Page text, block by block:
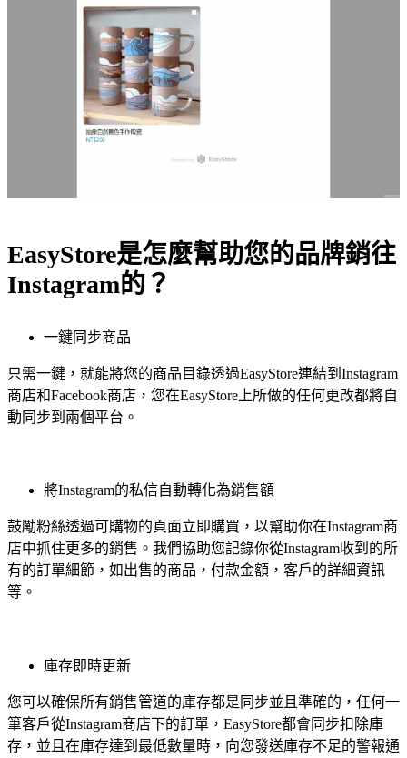
EasyStore是怎麼幫助您的品牌銷往
Instagram的？
一鍵同步商品
只需一鍵，就能將您的商品目錄透過EasyStore連結到Instagram
商店和Facebook商店，您在EasyStore上所做的任何更改都將自
動同步到兩個平台。
將Instagram的私信自動轉化為銷售額
鼓勵粉絲透過可購物的頁面立即購買，以幫助你在Instagram商
店中抓住更多的銷售。我們協助您記錄你從Instagram收到的所
有的訂單細節，如出售的商品，付款金額，客戶的詳細資訊
等。
庫存即時更新
您可以確保所有銷售管道的庫存都是同步並且準確的，任何一
筆客戶從Instagram商店下的訂單，EasyStore都會同步扣除庫
存，並且在庫存達到最低數量時，向您發送庫存不足的警報通